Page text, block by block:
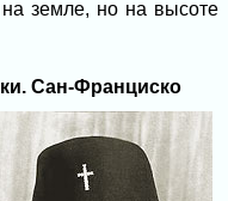
земле, но на высоте
Сан-Франциско